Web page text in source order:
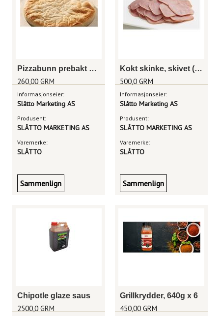
Pizzabunn prebakt u/saus 30cm
260,00 GRM
Informasjonseier:
Slåtto Marketing AS
Produsent:
SLÅTTO MARKETING AS
Varemerke:
SLÅTTO
Sammenlign
Kokt skinke, skivet (miniskinke)
500,0 GRM
Informasjonseier:
Slåtto Marketing AS
Produsent:
SLÅTTO MARKETING AS
Varemerke:
SLÅTTO
Sammenlign
Chipotle glaze saus
2500,0 GRM
Grillkrydder, 640g x 6
450,00 GRM